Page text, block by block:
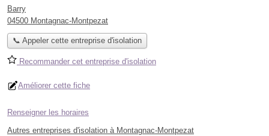
Barry
04500 Montagnac-Montpezat
📞 Appeler cette entreprise d'isolation
Recommander cet entreprise d'isolation
Améliorer cette fiche
Renseigner les horaires
Autres entreprises d'isolation à Montagnac-Montpezat